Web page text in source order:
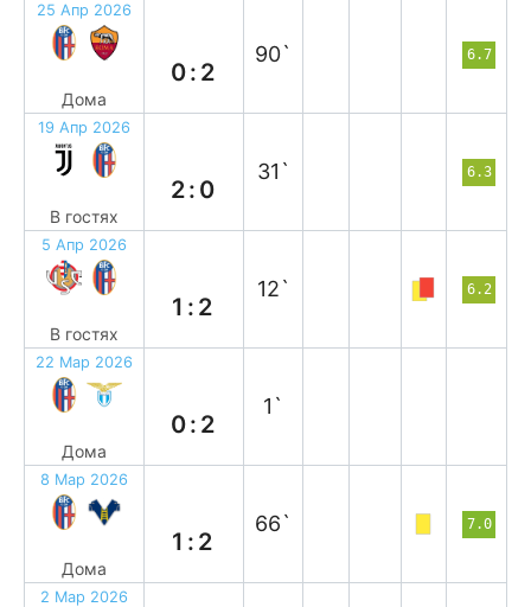
25 Апр 2026
Дома
0:2
90` 6.7
19 Апр 2026
В гостях
2:0
31` 6.3
5 Апр 2026
В гостях
1:2
12` 6.2
22 Мар 2026
Дома
0:2
1`
8 Мар 2026
Дома
1:2
66` 7.0
2 Мар 2026